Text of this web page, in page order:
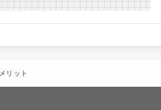
メリット